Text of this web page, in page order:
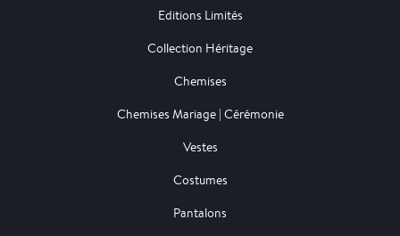
Editions Limités
Collection Héritage
Chemises
Chemises Mariage | Cérémonie
Vestes
Costumes
Pantalons